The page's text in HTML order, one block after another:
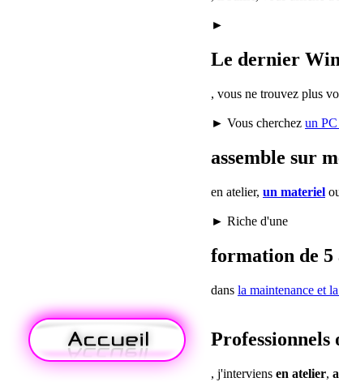
►
Le dernier
, vous ne trouvez plus
► Vous cherchez un
assemble sur
en atelier, un materiel
► Riche d'une
formation de 5
dans la maintenance et
, j'interviens en atelier,